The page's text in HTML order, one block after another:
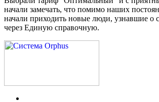
начали замечать, что помимо наших
начали приходить новые люди, узнавшие о
через Единую справочную.